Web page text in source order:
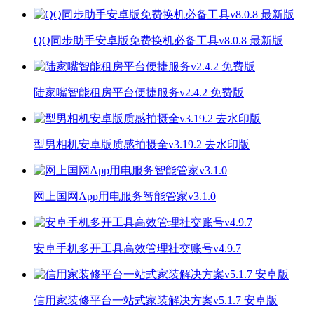
QQ同步助手安卓版免费换机必备工具v8.0.8 最新版
陆家嘴智能租房平台便捷服务v2.4.2 免费版
型男相机安卓版质感拍摄全v3.19.2 去水印版
网上国网App用电服务智能管家v3.1.0
安卓手机多开工具高效管理社交账号v4.9.7
信用家装修平台一站式家装解决方案v5.1.7 安卓版